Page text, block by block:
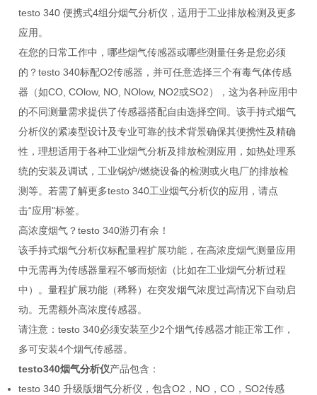
testo 340 便携式4组分烟气分析仪，适用于工业排放检测及更多
应用。
在您的日常工作中，哪些烟气传感器或哪些测量任务是您必须
的？testo 340标配O2传感器，并可任意选择三个有毒气体传感
器（如CO, COlow, NO, NOlow, NO2或SO2），这为各种应用中
的不同测量需求提供了传感器搭配自由选择空间。该手持式烟气
分析仪的紧凑型设计及专业可靠的技术背景确保其便携性及精确
性，理想适用于各种工业烟气分析及排放检测应用，如热处理系
统的安装及调试，工业锅炉/燃烧设备的检测或火电厂的排放检
测等。若需了解更多testo 340工业烟气分析仪的应用，请点
击“应用"标签。
高浓度烟气？testo 340游刃有余！
该手持式烟气分析仪标配量程扩展功能，在高浓度烟气测量应用
中无需再为传感器量程不够而烦恼（比如在工业烟气分析过程
中）。量程扩展功能（稀释）在突发烟气浓度过高情况下自动启
动。无需额外高浓度传感器。
请注意：testo 340必须安装至少2个烟气传感器才能正常工作，
多可安装4个烟气传感器。
testo340烟气分析仪产品包含：
testo 340 升级版烟气分析仪，包含O2，NO，CO，SO2传感